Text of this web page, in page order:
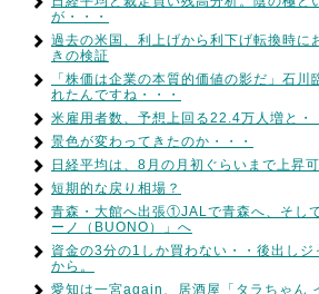
が・・・
過去の米国、利上げから利下げ転換時に
きの検証
「株価は企業の本質的価値の影だ」石川
れたんですね・・・
米雇用者数、予想上回る22.4万人増と・
景色が変わってきたのか・・・
日経平均は、8月の月初ぐらいまで上昇
短期的な戻り相場？
青森・大館へ出張①JALで青森へ、そし
ーノ（BUONO）」へ
資金の3分の1しか買わない・・後出しジ
から。
愛知は一宮again、居酒屋「タラちゃん